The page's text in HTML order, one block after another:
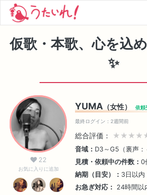
仮歌・本歌、心を込
✨
22
お気に入りに追加
YUMA （女性） 依頼
最終ログイン：2週間前
総合評価：
音域： D3～G5（裏声：
見積・依頼中の件数：0
納期（目安）： 3日以内
お急ぎ対応： 24時間以